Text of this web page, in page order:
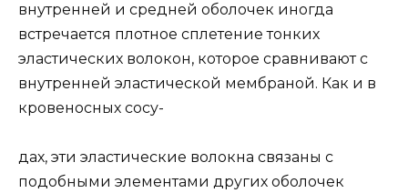
внутренней и средней оболочек иногда
встречается плотное сплетение тонких
эластических волокон, которое сравнивают с
внутренней эластической мембраной. Как и в
кровеносных сосу-
дах, эти эластические волокна связаны с
подобными элементами других оболочек